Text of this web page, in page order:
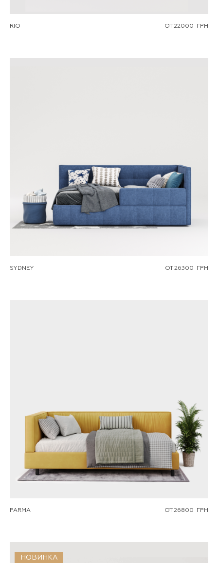
RIO ОТ22000 ГРН
SYDNEY ОТ26300 ГРН
PARMA ОТ26800 ГРН
НОВИНКА